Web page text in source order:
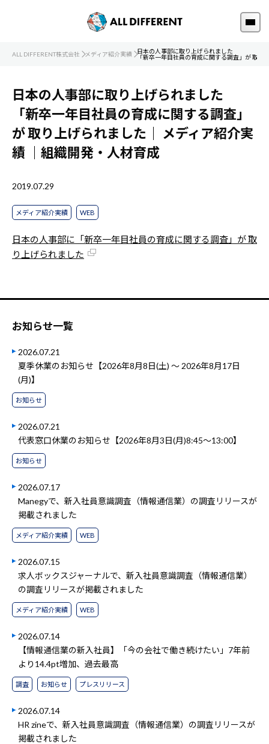
ALL DIFFERENT株式会社 メディア紹介実績
日本の人事部に取り上げられました
「新卒一年目社員の育成に関する調査」が 取り
日本の人事部に取り上げられました
「新卒一年目社員の育成に関する調査」
が 取り上げられました｜ メディア紹介実
績
｜組織開発・人材育成
2019.07.29
メディア紹介実績 WEB
日本の人事部に「新卒一年目社員の育成に関する調査」が 取
り上げられました
お知らせ一覧
2026.07.21
夏季休業のお知らせ【2026年8月8日(土) ～ 2026年8月17日
(月)】
お知らせ
2026.07.21
代表窓口休業のお知らせ【2026年8月3日(月)8:45～13:00】
お知らせ
2026.07.17
Manegyで、新入社員意識調査（情報通信業）の調査リリースが
掲載されました
メディア紹介実績 WEB
2026.07.15
求人ボックスジャーナルで、新入社員意識調査（情報通信業）
の調査リリースが掲載されました
メディア紹介実績 WEB
2026.07.14
【情報通信業の新入社員】「今の会社で働き続けたい」7年前
より14.4pt増加、過去最高
調査 お知らせ プレスリリース
2026.07.14
HR zineで、新入社員意識調査（情報通信業）の調査リリースが
掲載されました